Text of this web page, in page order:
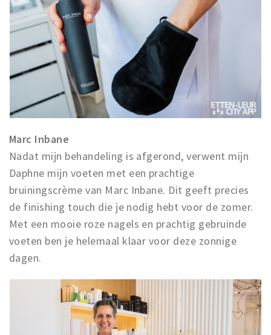
Marc Inbane
Nadat mijn behandeling is afgerond, verwent mijn
Daphne mijn voeten met een prachtige
bruiningscrème van Marc Inbane. Dit geeft precies
de finishing touch die je nodig hebt voor de zomer.
Met een mooie roze nagels en prachtig gebruinde
voeten ben je helemaal klaar voor deze zonnige
dagen.